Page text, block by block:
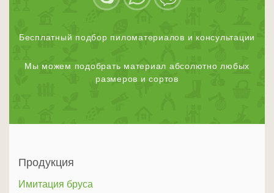
Бесплатный подбор пиломатериалов и консультации
Мы можем подобрать материал абсолютно любых
размеров и сортов
Продукция
Имитация бруса